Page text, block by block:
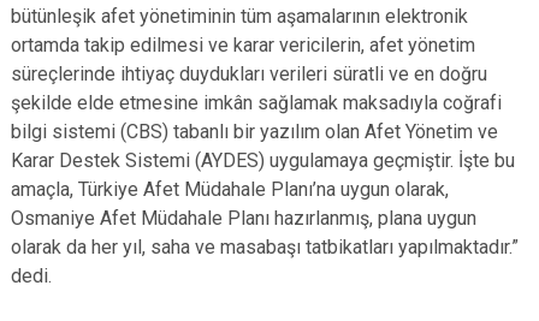
bütünleşik afet yönetiminin tüm aşamalarının elektronik
ortamda takip edilmesi ve karar vericilerin, afet yönetim
süreçlerinde ihtiyaç duydukları verileri süratli ve en doğru
şekilde elde etmesine imkân sağlamak maksadıyla coğrafi
bilgi sistemi (CBS) tabanlı bir yazılım olan Afet Yönetim ve
Karar Destek Sistemi (AYDES) uygulamaya geçmiştir. İşte bu
amaçla, Türkiye Afet Müdahale Planı’na uygun olarak,
Osmaniye Afet Müdahale Planı hazırlanmış, plana uygun
olarak da her yıl, saha ve masabaşı tatbikatları yapılmaktadır.”
dedi.